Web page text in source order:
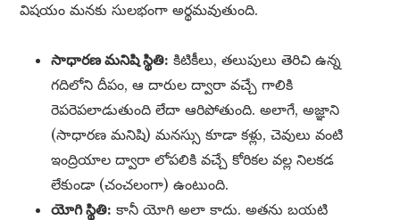
విషయం మనకు సులభంగా అర్థమవుతుంది.
సాధారణ మనిషి స్థితి: కిటికీలు, తలుపులు తెరిచి ఉన్న
గదిలోని దీపం, ఆ దారుల ద్వారా వచ్చే గాలికి
రెపరెపలాడుతుంది లేదా ఆరిపోతుంది. అలాగే, అజ్ఞాని
(సాధారణ మనిషి) మనస్సు కూడా కళ్లు, చెవులు వంటి
ఇంద్రియాల ద్వారా లోపలికి వచ్చే కోరికల వల్ల నిలకడ
లేకుండా (చంచలంగా) ఉంటుంది.
యోగి స్థితి: కానీ యోగి అలా కాదు. అతను బయటి